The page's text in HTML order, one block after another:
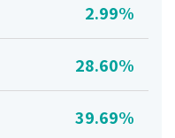
2.99%
28.60%
39.69%